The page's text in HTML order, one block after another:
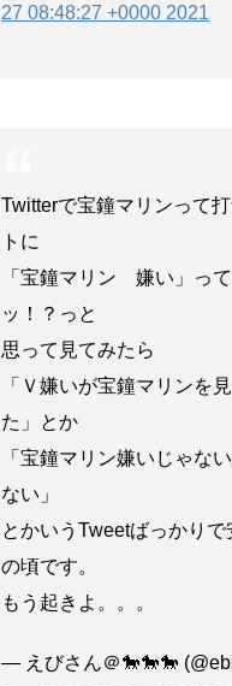
27 08:48:27 +0000 2021
Twitterで宝鐘マリンって
トに
「宝鐘マリン 嫌い」っ
ッ！？っと
思って見てみたら
「Ｖ嫌いが宝鐘マリンを
た」とか
「宝鐘マリン嫌いじゃな
ない」
とかいうTweetばっかりで
の頃です。
もう起きよ。。。
— えびさん＠🐎🐎🐎